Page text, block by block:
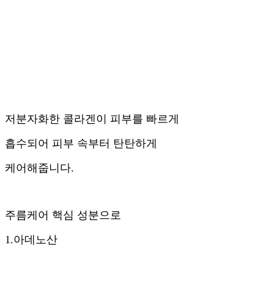
저분자화한 콜라겐이 피부를 빠르게
흡수되어 피부 속부터 탄탄하게
케어해줍니다.
주름케어 핵심 성분으로
1.아데노산